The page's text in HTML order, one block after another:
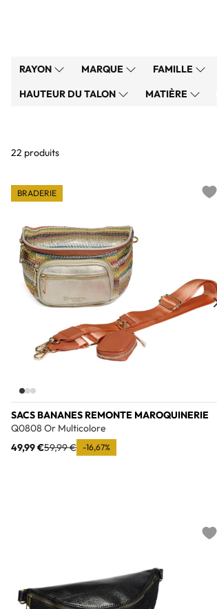
RAYON MARQUE FAMILLE
HAUTEUR DU TALON
MATIÈRE
22 produits
SACS BANANES REMONTE MAROQUINERIE
Q0808 Or Multicolore
49,99 €59,99 € -16,67%
BRADERIE